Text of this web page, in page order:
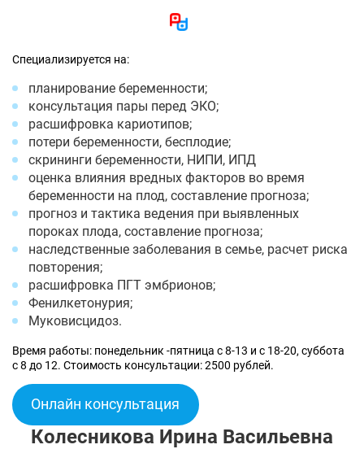
Специализируется на:
планирование беременности;
консультация пары перед ЭКО;
расшифровка кариотипов;
потери беременности, бесплодие;
скрининги беременности, НИПИ, ИПД
оценка влияния вредных факторов во время
беременности на плод, составление прогноза;
прогноз и тактика ведения при выявленных
пороках плода, составление прогноза;
наследственные заболевания в семье, расчет риска
повторения;
расшифровка ПГТ эмбрионов;
Фенилкетонурия;
Муковисцидоз.
Время работы: понедельник -пятница с 8-13 и с 18-20, суббота
с 8 до 12. Стоимость консультации: 2500 рублей.
Онлайн консультация
Колесникова Ирина Васильевна